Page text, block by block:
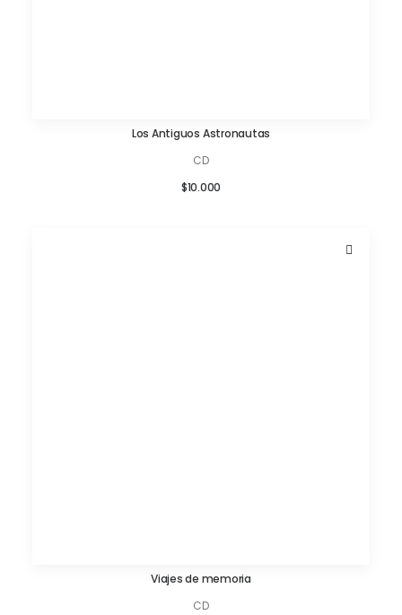
AÑADIR AL CARRITO
Los Antiguos Astronautas
CD
$10.000
AÑADIR AL CARRITO
Viajes de memoria
CD